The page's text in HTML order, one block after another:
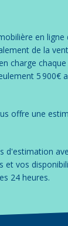
en ligne
de la
charge
5 900€
offre une
d'estimation
et vos
24 heures.